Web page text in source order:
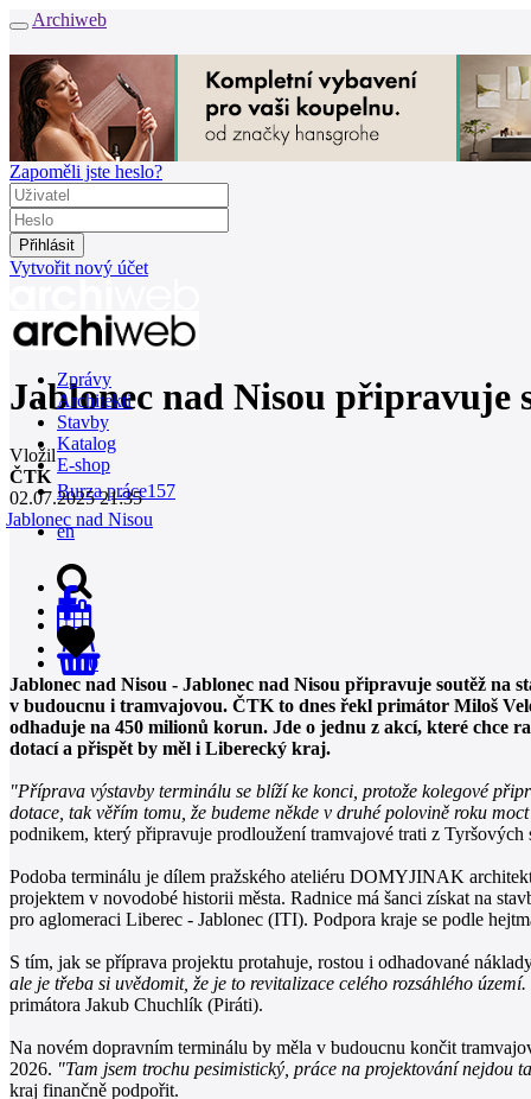
Archiweb
Zapoměli jste heslo?
Vytvořit nový účet
Zprávy
Architekti
Stavby
Katalog
E-shop
Burza práce157
en
0
Jablonec nad Nisou připravuje
Vložil
ČTK
02.07.2025 21:35
Jablonec nad Nisou
Jablonec nad Nisou - Jablonec nad Nisou připravuje soutěž
v budoucnu i tramvajovou. ČTK to dnes řekl primátor Miloš
odhaduje na 450 milionů korun. Jde o jednu z akcí, které chce
dotací a přispět by měl i Liberecký kraj.
"Příprava výstavby terminálu se blíží ke konci, protože kolegové
dotace, tak věřím tomu, že budeme někde v druhé polovině roku
podnikem, který připravuje prodloužení tramvajové trati z Tyršových
Podoba terminálu je dílem pražského ateliéru DOMYJINAK
projektem v novodobé historii města. Radnice má šanci získat na
pro aglomeraci Liberec - Jablonec (ITI). Podpora kraje se podle
S tím, jak se příprava projektu protahuje, rostou i odhadované
ale je třeba si uvědomit, že je to revitalizace celého rozsáhlého
primátora Jakub Chuchlík (Piráti).
Na novém dopravním terminálu by měla v budoucnu končit
2026. "Tam jsem trochu pesimistický, práce na projektování nejdou
kraj finančně podpořit.